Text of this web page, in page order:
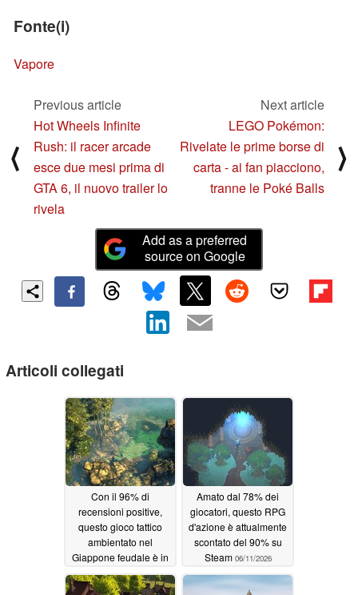
Fonte(i)
Vapore
⟨
Previous article
Hot Wheels Infinite
Rush: il racer arcade
esce due mesi prima di
GTA 6, il nuovo trailer lo
rivela
Next article
LEGO Pokémon:
Rivelate le prime borse di
carta - ai fan piacciono,
tranne le Poké Balls
⟩
Add as a preferred
source on Google
Articoli collegati
Con il 96% di
recensioni positive,
questo gioco tattico
ambientato nel
Giappone feudale è in
sconto del 90% su
Steam06/12/2026
Amato dal 78% dei
giocatori, questo RPG
d'azione è attualmente
scontato del 90% su
Steam 06/11/2026